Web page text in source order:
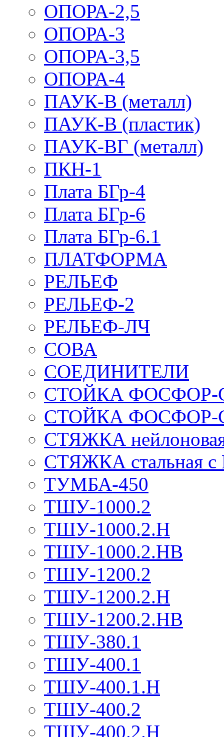
ОПОРА-2,5
ОПОРА-3
ОПОРА-3,5
ОПОРА-4
ПАУК-В (металл)
ПАУК-В (пластик)
ПАУК-ВГ (металл)
ПКН-1
Плата БГр-4
Плата БГр-6
Плата БГр-6.1
ПЛАТФОРМА
РЕЛЬЕФ
РЕЛЬЕФ-2
РЕЛЬЕФ-ЛЧ
СОВА
СОЕДИНИТЕЛИ
СТОЙКА ФОСФОР-
СТОЙКА ФОСФОР-
СТЯЖКА нейлоновая
СТЯЖКА стальная
ТУМБА-450
ТШУ-1000.2
ТШУ-1000.2.Н
ТШУ-1000.2.НВ
ТШУ-1200.2
ТШУ-1200.2.Н
ТШУ-1200.2.НВ
ТШУ-380.1
ТШУ-400.1
ТШУ-400.1.Н
ТШУ-400.2
ТШУ-400.2.Н